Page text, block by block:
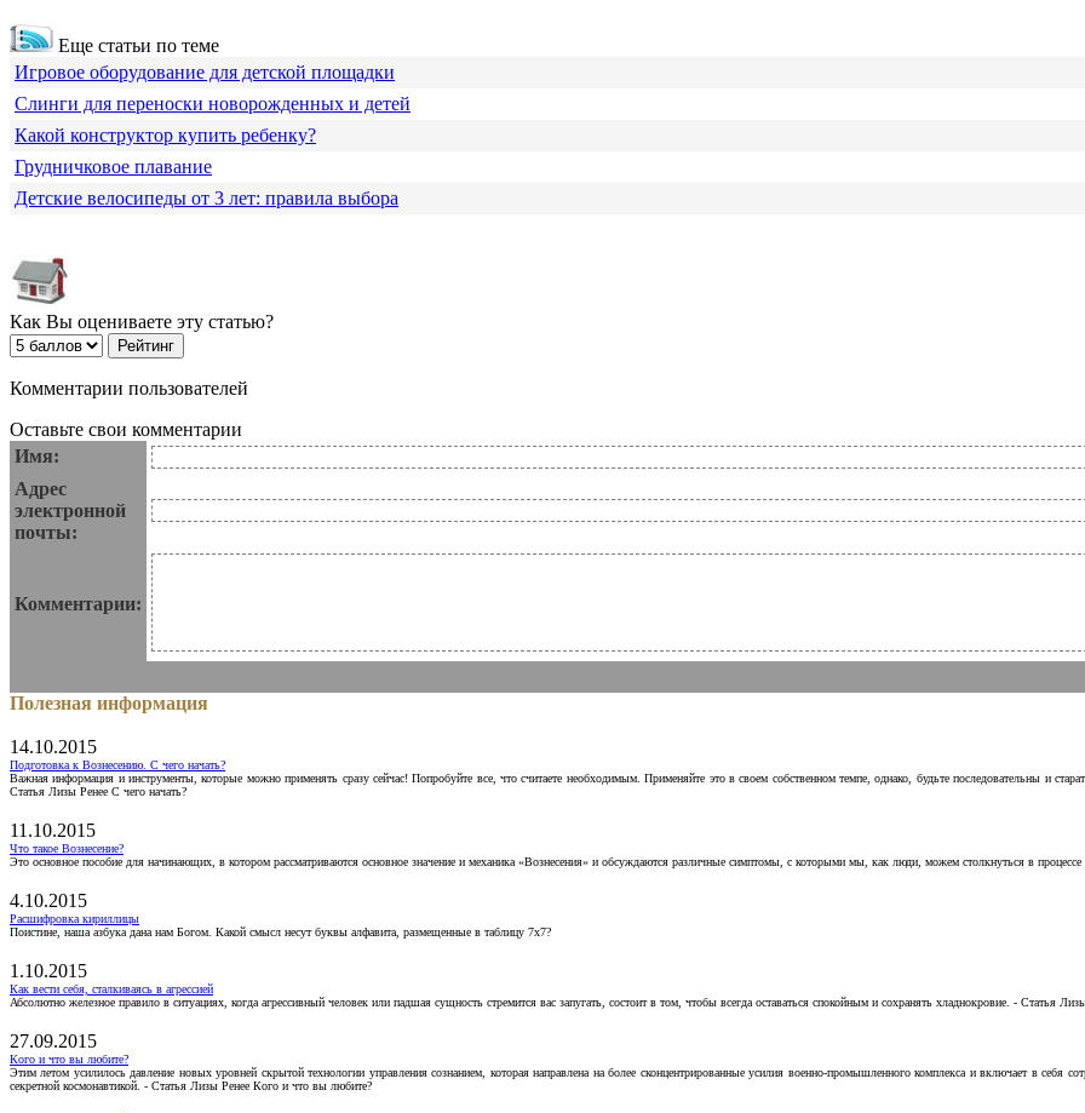
Еще статьи по теме
Игровое оборудование для детской площадки
Слинги для переноски новорожденных и детей
Какой конструктор купить ребенку?
Грудничковое плавание
Детские велосипеды от 3 лет: правила выбора
Как Вы оцениваете эту статью?
Комментарии пользователей
Оставьте свои комментарии
Имя:
Адрес
электронной
почты:
Комментарии:
Полезная информация
14.10.2015
Подготовка к Вознесению. С чего начать?
Важная информация и инструменты, которые можно применять сразу сейчас! Попробуйте все, что считаете необходимым. Применяйте это в своем собственном темпе, однако, будьте последовательны и
Статья Лизы Ренее С чего начать?
11.10.2015
Что такое Вознесение?
Это основное пособие для начинающих, в котором рассматриваются основное значение и механика «Вознесения» и обсуждаются различные симптомы, с которыми мы, как люди, можем столкнуться в
4.10.2015
Расшифровка кириллицы
Поистине, наша азбука дана нам Богом. Какой смысл несут буквы алфавита, размещенные в таблицу 7х7?
1.10.2015
Как вести себя, сталкиваясь в агрессией
Абсолютно железное правило в ситуациях, когда агрессивный человек или падшая сущность стремится вас запугать, состоит в том, чтобы всегда оставаться спокойным и сохранять хладнокровие. - Статья
27.09.2015
Кого и что вы любите?
Этим летом усилилось давление новых уровней скрытой технологии управления сознанием, которая направлена на более сконцентрированные усилия военно-промышленного комплекса и включает в себя
секретной космонавтикой. - Статья Лизы Ренее Кого и что вы любите?